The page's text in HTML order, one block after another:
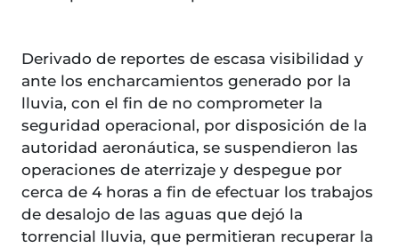
Derivado de reportes de escasa visibilidad y
ante los encharcamientos generado por la
lluvia, con el fin de no comprometer la
seguridad operacional, por disposición de la
autoridad aeronáutica, se suspendieron las
operaciones de aterrizaje y despegue por
cerca de 4 horas a fin de efectuar los trabajos
de desalojo de las aguas que dejó la
torrencial lluvia, que permitieran recuperar la